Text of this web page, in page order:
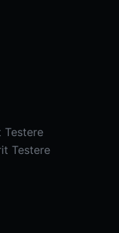
Testere
Testere